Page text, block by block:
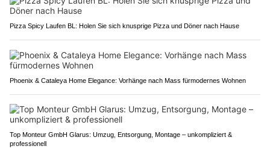
Pizza Spicy Laufen BL: Holen Sie sich knusprige Pizza und Döner nach Hause
Phoenix & Cataleya Home Elegance: Vorhänge nach Mass fürmodernes Wohnen
Top Monteur GmbH Glarus: Umzug, Entsorgung, Montage – unkompliziert &
professionell